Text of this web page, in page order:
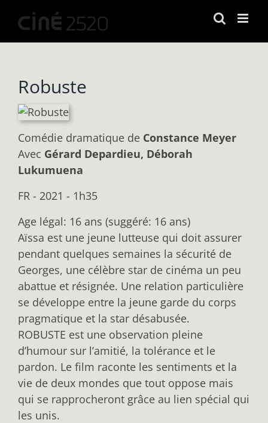
contenu
Robuste
Comédie dramatique de Constance Meyer
Avec Gérard Depardieu, Déborah
Lukumuena
FR - 2021 - 1h35
Age légal: 16 ans (suggéré: 16 ans)
Aïssa est une jeune lutteuse qui doit assurer
pendant quelques semaines la sécurité de
Georges, une célèbre star de cinéma un peu
abattue et résignée. Une relation particulière
se développe entre la jeune garde du corps
pragmatique et la star désabusée.
ROBUSTE est une observation pleine
d’humour sur l’amitié, la tolérance et le
pardon. Le film raconte les sentiments et la
vie de deux mondes que tout oppose mais
qui se rapprocheront grâce au lien spécial qui
les unis.